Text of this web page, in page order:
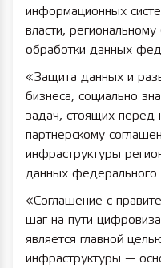
информационных
власти,
обработки данных
«Защита данных и
бизнеса, социально
задач, стоящих
партнерскому
инфраструктуры
данных федерального
«Соглашение с
шаг на пути
является главной
инфраструктуры —
11 01 55 лет СОШ №2